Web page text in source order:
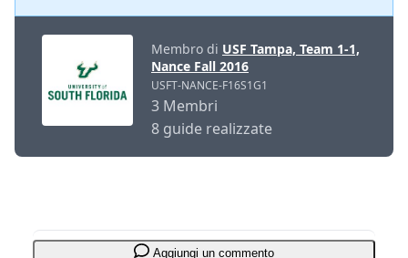
Membro di USF Tampa, Team 1-1,
Nance Fall 2016
USFT-NANCE-F16S1G1
3 Membri
8 guide realizzate
Aggiungi un commento